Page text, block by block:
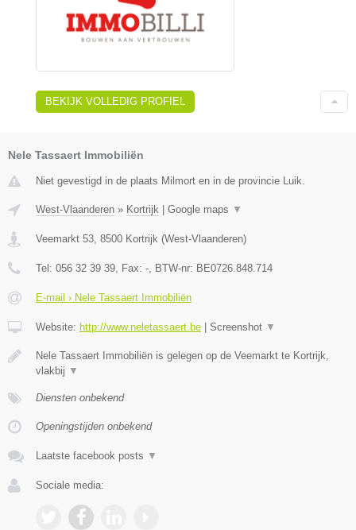
BEKIJK VOLLEDIG PROFIEL
Nele Tassaert Immobiliën
Niet gevestigd in de plaats Milmort en in de provincie Luik.
West-Vlaanderen » Kortrijk Google maps ▼
Veemarkt 53 8500 Kortrijk (West-Vlaanderen)
Tel: 056 32 39 39 , Fax: - , BTW-nr: BE0726.848.714
E-mail › Nele Tassaert Immobiliën
Website: http://www.neletassaert.be Screenshot ▼
Nele Tassaert Immobiliën is gelegen op de Veemarkt te Kortrijk,
vlakbij ▼
Diensten onbekend
Openingstijden onbekend
Laatste facebook posts ▼
Sociale media: